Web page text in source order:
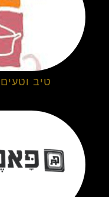
טיב וטעים 2013 הסעדה בע"מ